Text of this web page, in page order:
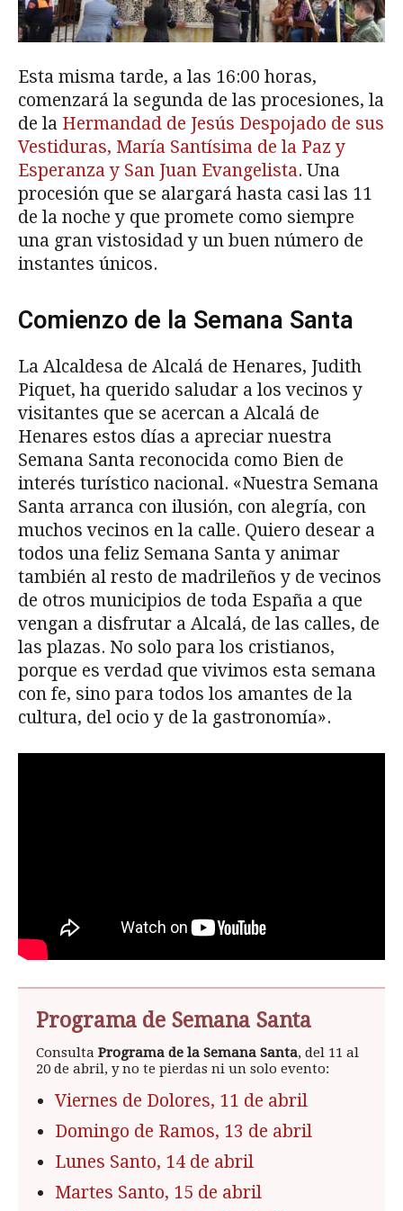
Esta misma tarde, a las 16:00 horas,
comenzará la segunda de las procesiones, la
de la Hermandad de Jesús Despojado de sus
Vestiduras, María Santísima de la Paz y
Esperanza y San Juan Evangelista. Una
procesión que se alargará hasta casi las 11
de la noche y que promete como siempre
una gran vistosidad y un buen número de
instantes únicos.
Comienzo de la Semana Santa
La Alcaldesa de Alcalá de Henares, Judith
Piquet, ha querido saludar a los vecinos y
visitantes que se acercan a Alcalá de
Henares estos días a apreciar nuestra
Semana Santa reconocida como Bien de
interés turístico nacional. «Nuestra Semana
Santa arranca con ilusión, con alegría, con
muchos vecinos en la calle. Quiero desear a
todos una feliz Semana Santa y animar
también al resto de madrileños y de vecinos
de otros municipios de toda España a que
vengan a disfrutar a Alcalá, de las calles, de
las plazas. No solo para los cristianos,
porque es verdad que vivimos esta semana
con fe, sino para todos los amantes de la
cultura, del ocio y de la gastronomía».
Programa de Semana Santa
Consulta Programa de la Semana Santa, del 11 al
20 de abril, y no te pierdas ni un solo evento:
Viernes de Dolores, 11 de abril
Domingo de Ramos, 13 de abril
Lunes Santo, 14 de abril
Martes Santo, 15 de abril